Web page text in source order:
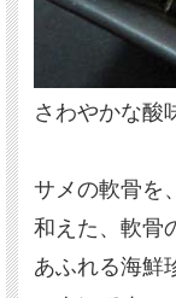
さわやかな酸
サメの軟骨を
和えた、軟骨
あふれる海鮮